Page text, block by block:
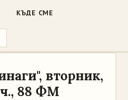
КЪДЕ СМЕ
вторник,
ч., 88 ФМ